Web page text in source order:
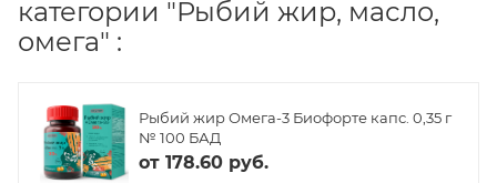
категории "Рыбий жир, масло,
омега" :
Рыбий жир Омега-3 Биофорте капс. 0,35 г
№ 100 БАД
от 178.60 руб.